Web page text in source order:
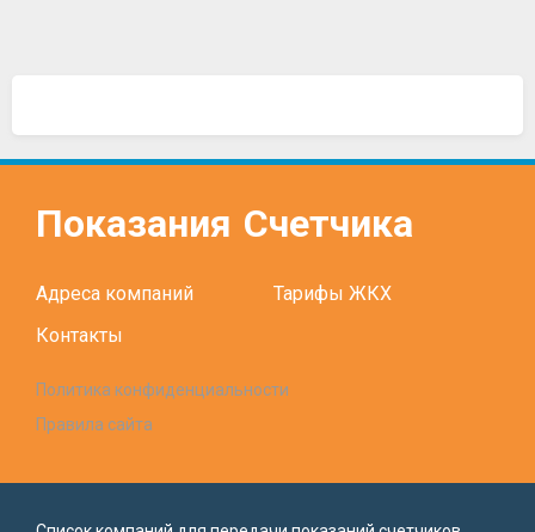
Показания Счетчика
Адреса компаний
Тарифы ЖКХ
Контакты
Политика конфиденциальности
Правила сайта